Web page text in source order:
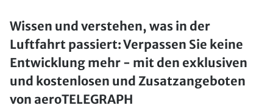
Wissen und verstehen, was in der
Luftfahrt passiert: Verpassen Sie keine
Entwicklung mehr - mit den exklusiven
und kostenlosen und Zusatzangeboten
von aeroTELEGRAPH